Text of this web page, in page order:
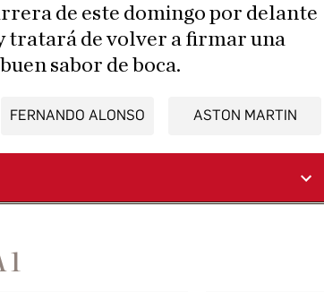
de este domingo por delante
tratará de volver a firmar una
sabor de boca.
FERNANDO ALONSO ASTON MARTIN